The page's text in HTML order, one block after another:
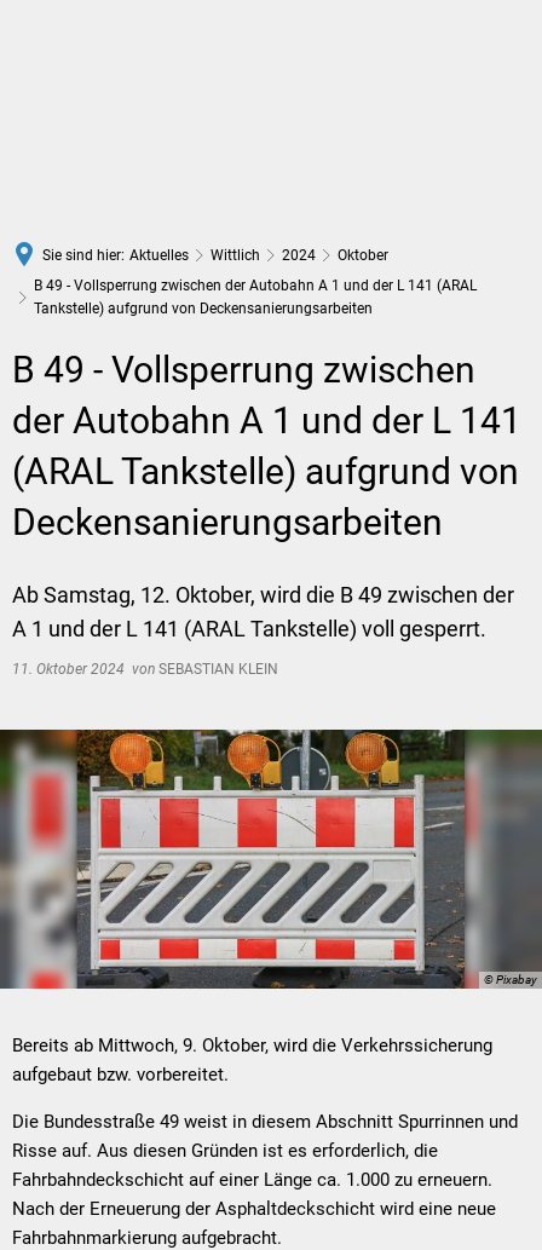
Sie sind hier: Aktuelles Wittlich 2024
Oktober
B 49 - Vollsperrung zwischen der Autobahn A 1 und der L 141 (ARAL
Tankstelle) aufgrund von Deckensanierungsarbeiten
B 49 - Vollsperrung zwischen
der Autobahn A 1 und der L 141
(ARAL Tankstelle) aufgrund von
Deckensanierungsarbeiten
Ab Samstag, 12. Oktober, wird die B 49 zwischen der
A 1 und der L 141 (ARAL Tankstelle) voll gesperrt.
11. Oktober 2024 von SEBASTIAN KLEIN
© Pixabay
Bereits ab Mittwoch, 9. Oktober, wird die Verkehrssicherung
aufgebaut bzw. vorbereitet.
Die Bundesstraße 49 weist in diesem Abschnitt Spurrinnen und
Risse auf. Aus diesen Gründen ist es erforderlich, die
Fahrbahndeckschicht auf einer Länge ca. 1.000 zu erneuern.
Nach der Erneuerung der Asphaltdeckschicht wird eine neue
Fahrbahnmarkierung aufgebracht.